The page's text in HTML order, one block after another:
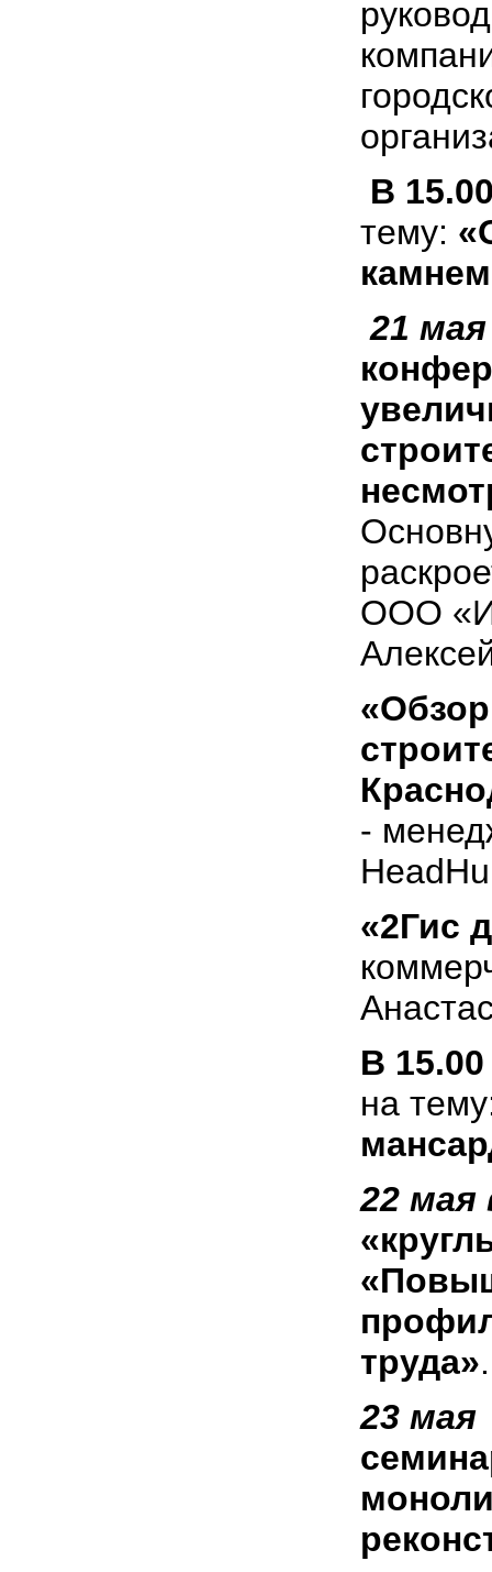
В
тему:
21
ООО
-
«2Гис
В 15.00
на
22 мая
труда».
23 мая